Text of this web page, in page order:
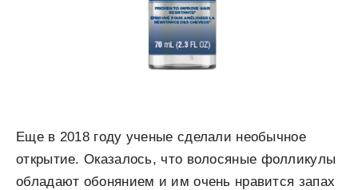
Еще в 2018 году ученые сделали необычное
открытие. Оказалось, что волосяные фолликулы
обладают обонянием и им очень нравится запах